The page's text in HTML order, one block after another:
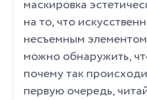
маскировка
на то, что
несъемным
можно обнаружить,
почему так
первую очередь,